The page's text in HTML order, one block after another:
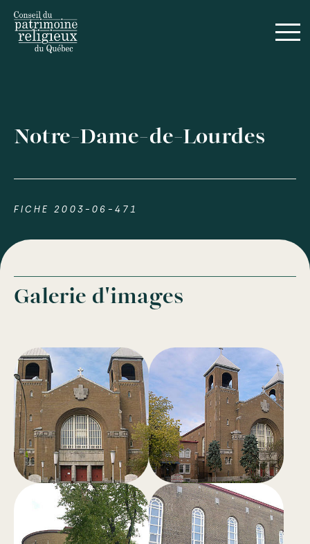
Notre-Dame-de-Lourdes
FICHE 2003-06-471
Galerie d'images